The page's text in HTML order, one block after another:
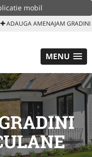
mobil
ADAUGA AMENAJAM GRADINI
MENU